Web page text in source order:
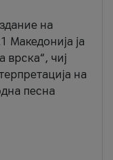
на
Македонија ја
врска“, чиј
на
песна